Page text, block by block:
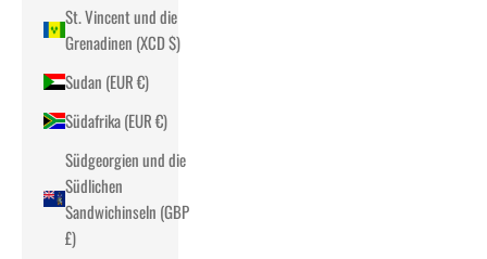
St. Vincent und die
Grenadinen (XCD $)
Sudan (EUR €)
Südafrika (EUR €)
Südgeorgien und die
Südlichen
Sandwichinseln (GBP
£)